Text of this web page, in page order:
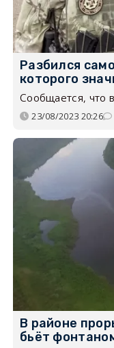
Разбился
которого
Сообщается, что
23/08/2023 20:26
В районе
бьёт